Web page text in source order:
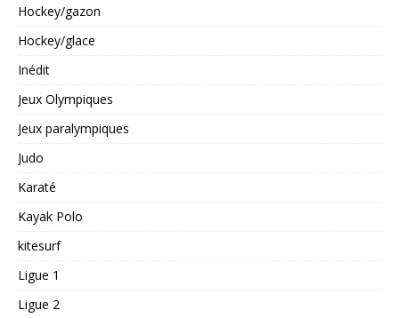
Hockey/gazon
Hockey/glace
Inédit
Jeux Olympiques
Jeux paralympiques
Judo
Karaté
Kayak Polo
kitesurf
Ligue 1
Ligue 2